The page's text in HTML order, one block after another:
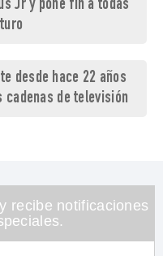
Jr y pone fin a todas
desde hace 22 años
cadenas de televisión
recibe notificaciones